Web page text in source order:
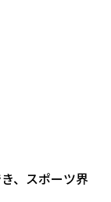
、スポーツ界